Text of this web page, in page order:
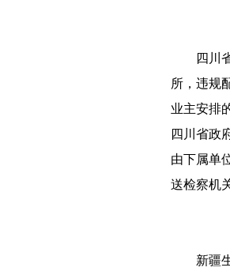
四川
所，违规
业主安排
四川省政
由下属单
送检察机
新疆